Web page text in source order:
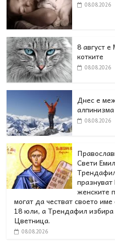
08.08.2026
8 август
котките
08.08.2026
Днес е
алпинизма
08.08.2026
Свети
женските
могат да честват своето
18 юли, а Трендафил
Цветница.
08.08.2026